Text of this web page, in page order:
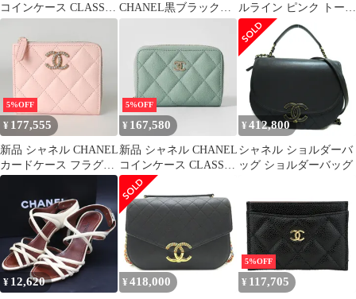
コインケース CLASSIC
ZIP COIN PURSE ライ
トブルー
CHANEL黒ブラックノ
ベルティ CCロゴ化粧
ルライン ピンク トート
バッグ 9230
5%OFF
¥ 177,555
新品 シャネル CHANEL
カードケース フラグメ
5%OFF
¥ 167,580
新品 シャネル CHANEL
コインケース CLASSIC
ZIP COIN PURSE ミン
トグリーン
¥ 412,800
シャネル ショルダーバ
ッグ ショルダーバッグ
¥ 12,620 ¥ 418,000
5%OFF
¥ 117,705